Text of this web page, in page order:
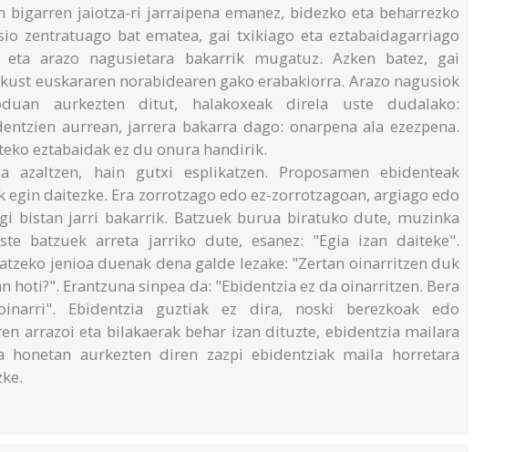
bigarren jaiotza-ri jarraipena emanez, bidezko eta beharrezko
zentratuago bat ematea, gai txikiago eta eztabaidagarriago
eta arazo nagusietara bakarrik mugatuz. Azken batez, gai
euskararen norabidearen gako erabakiorra. Arazo nagusiok
aurkezten ditut, halakoxeak direla uste dudalako:
aurrean, jarrera bakarra dago: onarpena ala ezezpena.
eztabaidak ez du onura handirik.
azaltzen, hain gutxi esplikatzen. Proposamen ebidenteak
daitezke. Era zorrotzago edo ez-zorrotzagoan, argiago edo
bistan jarri bakarrik. Batzuek burua biratuko dute, muzinka
batzuek arreta jarriko dute, esanez: "Egia izan daiteke".
jenioa duenak dena galde lezake: "Zertan oinarritzen duk
hoti?". Erantzuna sinpea da: "Ebidentzia ez da oinarritzen. Bera
Ebidentzia guztiak ez dira, noski berezkoak edo
arrazoi eta bilakaerak behar izan dituzte, ebidentzia mailara
honetan aurkezten diren zazpi ebidentziak maila horretara